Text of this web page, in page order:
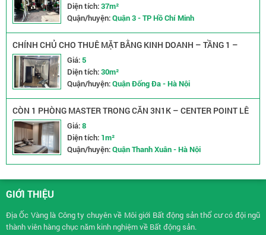
Diện tích:37m²
Quận/huyện:Quận 3 - TP Hồ Chí Minh
CHÍNH CHỦ CHO THUÊ MẶT BẰNG KINH DOANH – TẦNG 1 –
TÂY SƠN, ĐỐNG ĐA, HÀ NỘI
Giá:5
Diện tích:30m²
Quận/huyện:Quận Đống Đa - Hà Nội
CÒN 1 PHÒNG MASTER TRONG CĂN 3N1K – CENTER POINT LÊ
VĂN LƯƠNG
Giá:8
Diện tích: 1m²
Quận/huyện:Quận Thanh Xuân - Hà Nội
GIỚI THIỆU
Địa Ốc Vàng là Công ty chuyên về Môi giới Bất động sảnthổ cư có đội ngũ
thành viên hàng chục năm kinh nghiệm về Bất động sản.